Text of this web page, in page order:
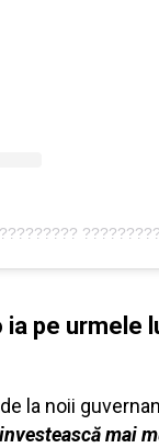
pe urmele
la noii
mai